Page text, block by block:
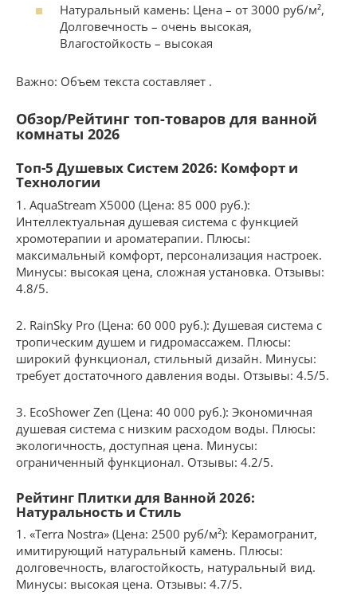
Натуральный камень: Цена – от 3000 руб/м²,
Долговечность – очень высокая,
Влагостойкость – высокая
Важно: Объем текста составляет .
Обзор/Рейтинг топ-товаров для ванной
комнаты 2026
Топ-5 Душевых Систем 2026: Комфорт и
Технологии
1. AquaStream X5000 (Цена: 85 000 руб.):
Интеллектуальная душевая система с функцией
хромотерапии и ароматерапии. Плюсы:
максимальный комфорт, персонализация настроек.
Минусы: высокая цена, сложная установка. Отзывы:
4.8/5.
2. RainSky Pro (Цена: 60 000 руб.): Душевая система с
тропическим душем и гидромассажем. Плюсы:
широкий функционал, стильный дизайн. Минусы:
требует достаточного давления воды. Отзывы: 4.5/5.
3. EcoShower Zen (Цена: 40 000 руб.): Экономичная
душевая система с низким расходом воды. Плюсы:
экологичность, доступная цена. Минусы:
ограниченный функционал. Отзывы: 4.2/5.
Рейтинг Плитки для Ванной 2026:
Натуральность и Стиль
1. «Terra Nostra» (Цена: 2500 руб/м²): Керамогранит,
имитирующий натуральный камень. Плюсы:
долговечность, влагостойкость, натуральный вид.
Минусы: высокая цена. Отзывы: 4.7/5.